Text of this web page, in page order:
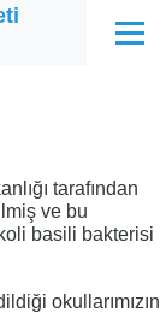
Menü
tarafından
ve bu
basili bakterisi
okullarımızın